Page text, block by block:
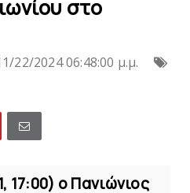
στο
22/2024 06:48:00 μ.μ.
17:00) ο Πανιώνιος